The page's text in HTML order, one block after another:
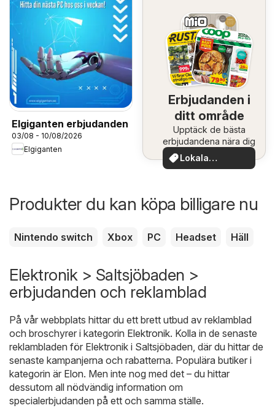
Elgiganten erbjudanden
03/08 - 10/08/2026
Elgiganten
Erbjudanden i
ditt område
Upptäck de bästa
erbjudandena nära dig
Lokala
erbjudanden
Produkter du kan köpa billigare nu
Nintendo switch Xbox PC Headset Häll
Elektronik > Saltsjöbaden >
erbjudanden och reklamblad
På vår webbplats hittar du ett brett utbud av reklamblad
och broschyrer i kategorin Elektronik. Kolla in de senaste
reklambladen för Elektronik i Saltsjöbaden, där du hittar de
senaste kampanjerna och rabatterna. Populära butiker i
kategorin är Elon. Men inte nog med det – du hittar
dessutom all nödvändig information om
specialerbjudanden på ett och samma ställe.